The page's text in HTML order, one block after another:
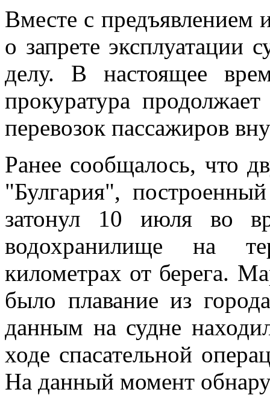
Вместе с предъявлением
о запрете эксплуатации
делу. В настоящее
прокуратура
перевозок пассажиров
Ранее сообщалось, что
"Булгария",
затонул 10 июля во
водохранилище на
километрах от берега.
было плавание из
данным на судне
ходе спасательной
На данный момент